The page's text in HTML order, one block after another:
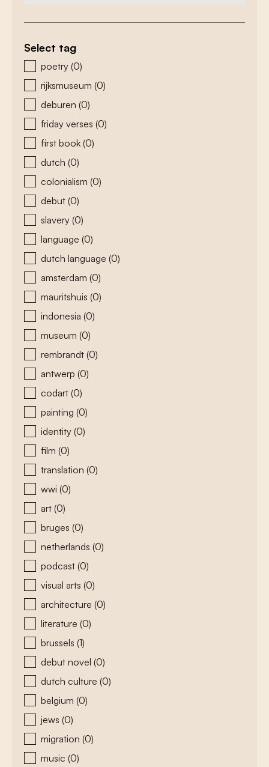
Select tag
zoeken - tags
poetry (0)
rijksmuseum (0)
deburen (0)
friday verses (0)
first book (0)
dutch (0)
colonialism (0)
debut (0)
slavery (0)
language (0)
dutch language (0)
amsterdam (0)
mauritshuis (0)
indonesia (0)
museum (0)
rembrandt (0)
antwerp (0)
codart (0)
painting (0)
identity (0)
film (0)
translation (0)
wwi (0)
art (0)
bruges (0)
netherlands (0)
podcast (0)
visual arts (0)
architecture (0)
literature (0)
brussels (1)
debut novel (0)
dutch culture (0)
belgium (0)
jews (0)
migration (0)
music (0)